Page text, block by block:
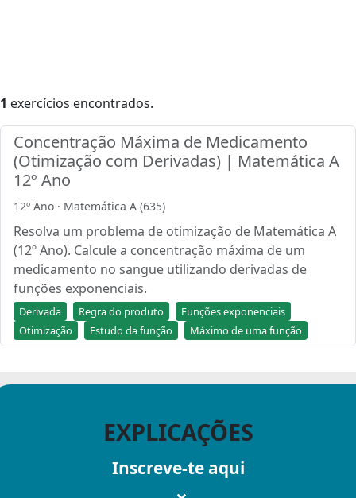
1 exercícios encontrados.
Concentração Máxima de Medicamento
(Otimização com Derivadas) | Matemática A
12º Ano
12º Ano · Matemática A (635)
Resolva um problema de otimização de Matemática A
(12º Ano). Calcule a concentração máxima de um
medicamento no sangue utilizando derivadas de
funções exponenciais.
Derivada Regra do produto
Funções exponenciais
Otimização
Estudo da função Máximo de uma função
EXPLICAÇÕES
Inscreve-te aqui